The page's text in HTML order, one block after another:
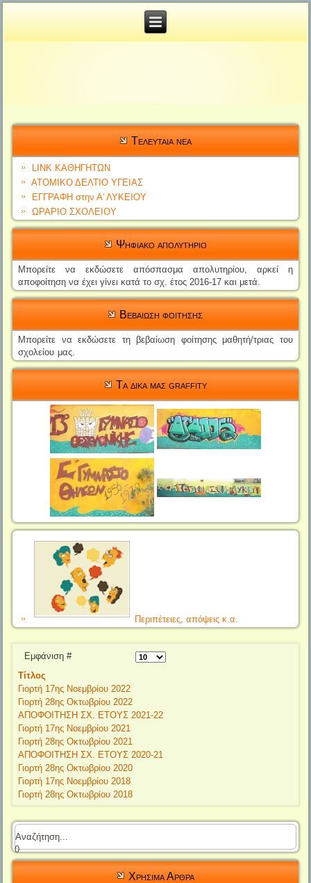
Tελευταια νεα
LINK ΚΑΘΗΓΗΤΩΝ
ΑΤΟΜΙΚΟ ΔΕΛΤΙΟ YΓΕΙΑΣ
ΕΓΓΡΑΦΗ στην Α' ΛΥΚΕΙΟΥ
ΩΡΑΡΙΟ ΣΧΟΛΕΙΟΥ
Ψηφιακο απολυτηριο
Μπορείτε να εκδώσετε απόσπασμα απολυτηρίου, αρκεί η
αποφοίτηση να έχει γίνεικατά το σχ. έτος 2016-17 και μετά.
Βεβαιωση φοιτησης
Μπορείτε να εκδώσετε τη βεβαίωση φοίτησης μαθητή/τριας του
σχολείου μας.
Τα δικα μας graffity
Περιπέτειες, απόψεις κ.α.
Εμφάνιση #
Τίτλος
Γιορτή 17ης Νοεμβρίου 2022
Γιορτή 28ης Οκτωβρίου 2022
ΑΠΟΦΟΙΤΗΣΗ ΣΧ. ΕΤΟΥΣ 2021-22
Γιορτή 17ης Noεμβρίου 2021
Γιορτή 28ης Οκτωβρίου 2021
ΑΠΟΦΟΙΤΗΣΗ ΣΧ. ΕΤΟΥΣ 2020-21
Γιορτή 28ης Οκτωβρίου 2020
Γιορτή 17ης Nοεμβρίου 2018
Γιορτή 28ης Οκτωβρίου 2018
0
Χρησιμα Αρθρα